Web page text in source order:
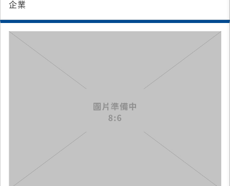
企業